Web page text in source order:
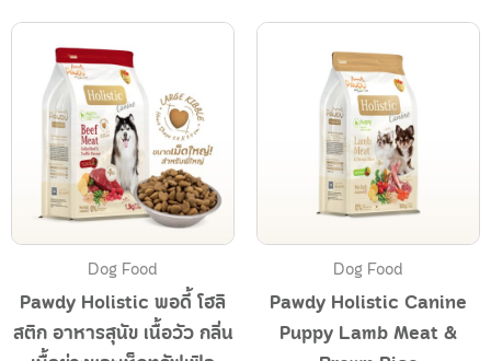
Dog Food
Pawdy Holistic พอดี้ โฮลิ
สติก อาหารสุนัข เนื้อวัว กลิ่น
Dog Food
Pawdy Holistic Canine
Puppy Lamb Meat &